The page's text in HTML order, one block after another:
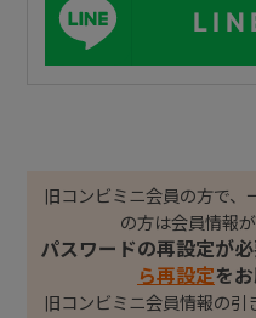
旧コンビミニ会員の方で、
の方は会員情報
パスワードの再設定が必
ら再設定を
旧コンビミニ会員情報の引